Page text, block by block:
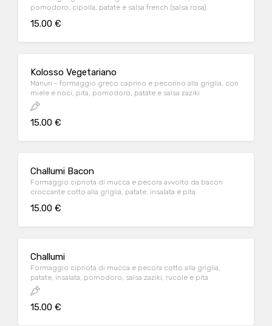
pomodoro, cipolla, patate e salsa french (salsa rosa)
15.00 €
Kolosso Vegetariano
Manuri - formaggio greco caprino e pecorino alla griglia, con
miele e noci, pita, pomodoro, patate e salsa zaziki
15.00 €
Challumi Bacon
Formaggio cipriota di mucca e pecora avvolto da bacon
croccante cotto alla griglia, patate, insalata e pita
15.00 €
Challumi
Formaggio cipriota di mucca e pecora cotto alla griglia,
patate, insalata, pomodoro, salsa zaziki, rucole e pita
15.00 €